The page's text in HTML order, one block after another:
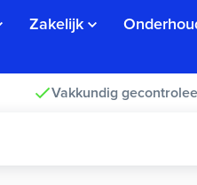
Zakelijk
Vakkundig